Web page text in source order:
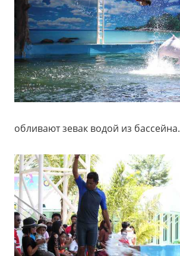
обливают зевак водой из бассейна.